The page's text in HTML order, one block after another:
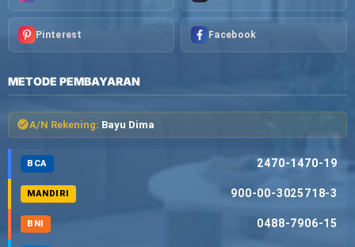
Pinterest Facebook
METODE PEMBAYARAN
A/N Rekening: Bayu Dima
BCA 2470-1470-19
MANDIRI 900-00-3025718-3
BNI 0488-7906-15